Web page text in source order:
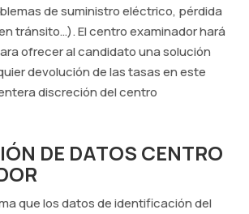
de suministro eléctrico, pérdida
tránsito…). El centro examinador hará
ofrecer al candidato una solución
devolución de las tasas en este
discreción del centro
DE DATOS CENTRO
que los datos de identificación del